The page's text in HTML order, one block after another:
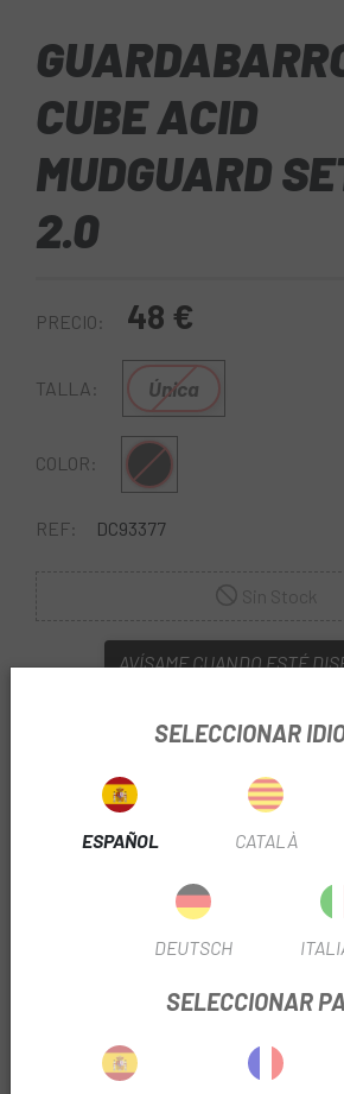
CUBE ACID
MUDGUARD
2.0
PRECIO: 48 €
TALLA: Única
COLOR: Negro
REF: DC93377
AVÍSAME CUANDO ESTÉ
tenemos todos los
es el complemento perfecto
montaña de 29 pulgadas con una
neumáticos de 2,6 pulgadas.
SELECCIONAR
ESPAÑOL CATALÀ
DEUTSCH
SELECCIONAR